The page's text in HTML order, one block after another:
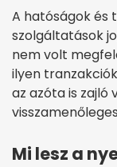
A hatóságok és
szolgáltatások
nem volt
ilyen
az azóta is zajló
Mi lesz a